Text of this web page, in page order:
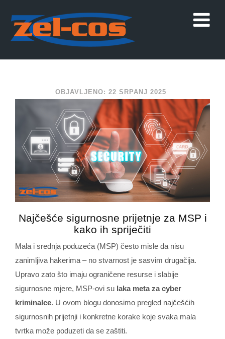
OBJAVLJENO: 22 SRPANJ 2025
Najčešće sigurnosne prijetnje za MSP i
kako ih spriječiti
Mala i srednja poduzeća (MSP) često misle da nisu
zanimljiva hakerima – no stvarnost je sasvim drugačija.
Upravo zato što imaju ograničene resurse i slabije
sigurnosne mjere, MSP-ovi su laka meta za cyber
kriminalce. U ovom blogu donosimo pregled najčešćih
sigurnosnih prijetnji i konkretne korake koje svaka mala
tvrtka može poduzeti da se zaštiti.